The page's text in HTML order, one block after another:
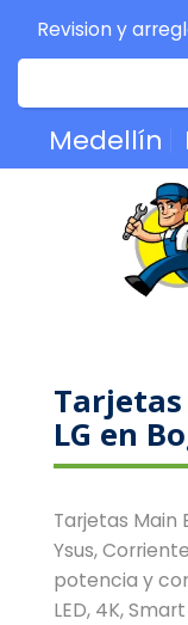
Revision y
Medellín
LG en
Tarjetas Main
Ysus,
potencia y
LED, 4K,